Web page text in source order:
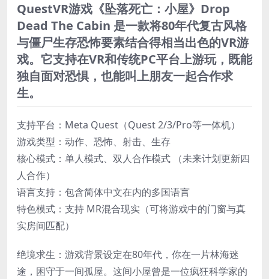
QuestVR游戏《坠落死亡：小屋》Drop
Dead The Cabin 是一款将80年代复古风格
与僵尸生存恐怖要素结合得相当出色的VR游
戏。它支持在VR和传统PC平台上游玩，既能
独自面对恐惧，也能叫上朋友一起合作求
生。
支持平台：Meta Quest​（Quest 2/3/Pro等一体机）
​游戏类型：动作、恐怖、射击、生存
​核心模式：单人模式、双人合作模式 （未来计划更新四
人合作）
​语言支持：包含简体中文在内的多国语言
​特色模式：支持 ​MR混合现实​（可将游戏中的门窗与真
实房间匹配）
绝境求生​：游戏背景设定在80年代，你在一片林海迷
途，困守于一间孤屋。这间小屋曾是一位疯狂科学家的